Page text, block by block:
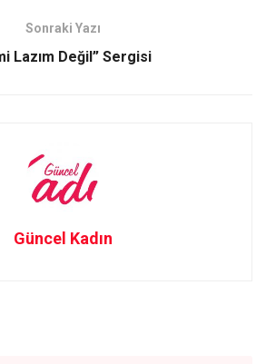
Sonraki Yazı
Lazım Değil” Sergisi
Güncel Kadın